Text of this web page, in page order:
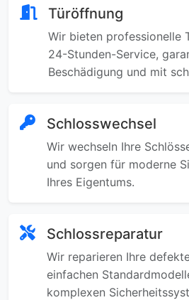
Türöffnung
Wir bieten professionelle
24-Stunden-Service,
Beschädigung und mit
Schlosswechsel
Wir wechseln Ihre
und sorgen für moderne
Ihres Eigentums.
Schlossreparatur
Wir reparieren Ihre
einfachen
komplexen